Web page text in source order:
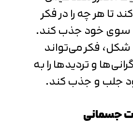
تا هر چه را در فکر
سوی خود جذب کند.
فکر می‌تواند
و تردیدها را به
جلب و جذب کند.